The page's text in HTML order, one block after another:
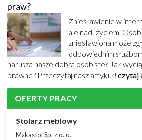
praw?
Zniesławienie w
ale nadużyciem.
zniesławiona może
odpowiednim
narusza nasze dobra osobiste? Jak
prawne? Przeczytaj nasz artykuł! czytaj
OFERTY PRACY
Stolarz meblowy
Makastol Sp. z o. o.